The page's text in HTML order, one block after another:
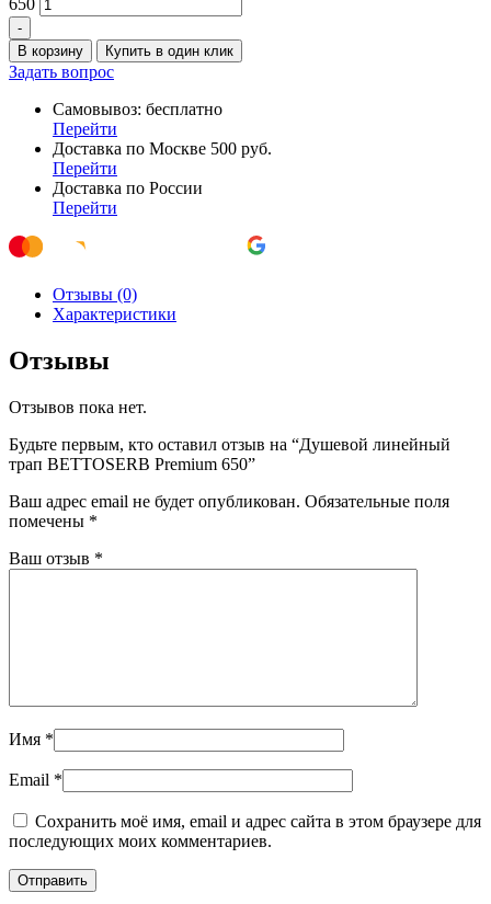
-
В корзину
Купить в один клик
Задать вопрос
Самовывоз: бесплатно
Перейти
Доставка по Москве 500 руб.
Перейти
Доставка по России
Перейти
Отзывы (0)
Характеристики
Отзывы
Отзывов пока нет.
Будьте первым, кто оставил отзыв на “Душевой линейный
трап BETTOSERB Premium 650”
Ваш адрес email не будет опубликован. Обязательные поля
помечены *
Ваш отзыв *
Имя *
Email *
Сохранить моё имя, email и адрес сайта в этом браузере для
последующих моих комментариев.